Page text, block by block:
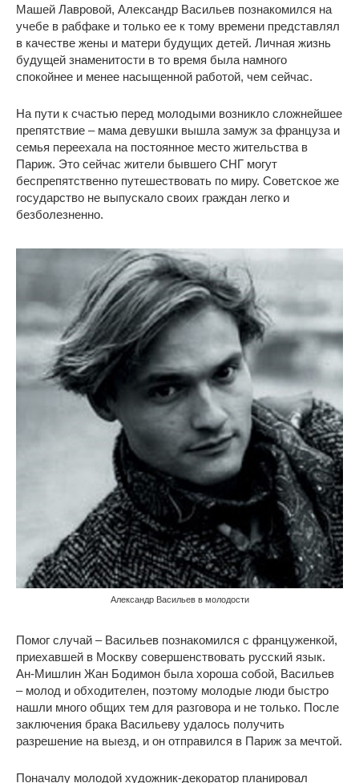
Машей Лавровой, Александр Васильев познакомился на
учебе в рабфаке и только ее к тому времени представлял
в качестве жены и матери будущих детей. Личная жизнь
будущей знаменитости в то время была намного
спокойнее и менее насыщенной работой, чем сейчас.
На пути к счастью перед молодыми возникло сложнейшее
препятствие – мама девушки вышла замуж за француза и
семья переехала на постоянное место жительства в
Париж. Это сейчас жители бывшего СНГ могут
беспрепятственно путешествовать по миру. Советское же
государство не выпускало своих граждан легко и
безболезненно.
Александр Васильев в молодости
Помог случай – Васильев познакомился с француженкой,
приехавшей в Москву совершенствовать русский язык.
Ан-Мишлин Жан Бодимон была хороша собой, Васильев
– молод и обходителен, поэтому молодые люди быстро
нашли много общих тем для разговора и не только. После
заключения брака Васильеву удалось получить
разрешение на выезд, и он отправился в Париж за мечтой.
Поначалу молодой художник-декоратор планировал